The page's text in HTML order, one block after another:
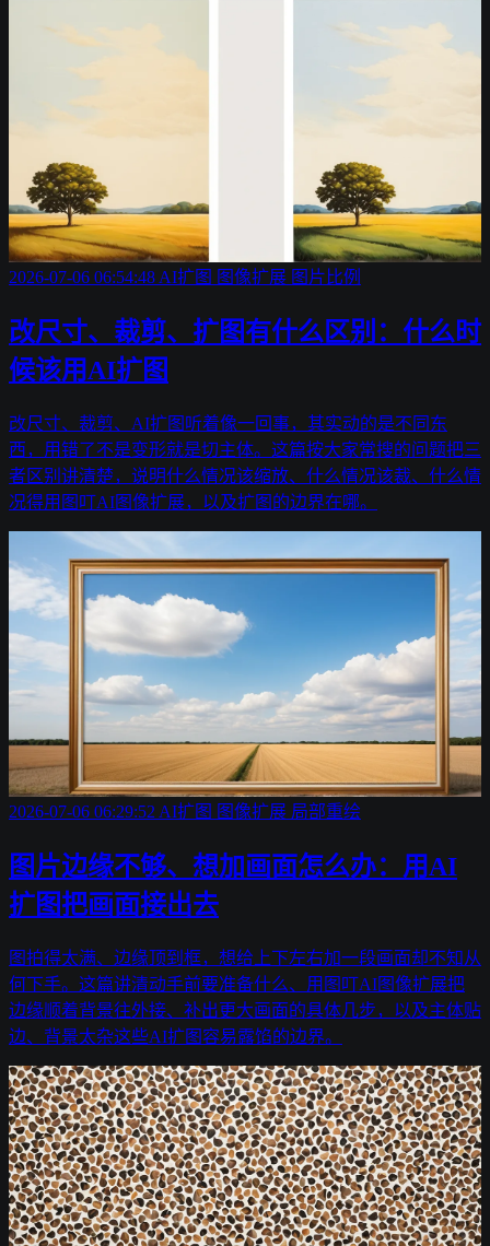
2026-07-06 06:54:48 AI扩图 图像扩展 图片比例
改尺寸、裁剪、扩图有什么区别：什么时
候该用AI扩图
改尺寸、裁剪、AI扩图听着像一回事，其实动的是不同东
西，用错了不是变形就是切主体。这篇按大家常搜的问题把三
者区别讲清楚，说明什么情况该缩放、什么情况该裁、什么情
况得用图叮AI图像扩展，以及扩图的边界在哪。
2026-07-06 06:29:52 AI扩图 图像扩展 局部重绘
图片边缘不够、想加画面怎么办：用AI
扩图把画面接出去
图拍得太满、边缘顶到框，想给上下左右加一段画面却不知从
何下手。这篇讲清动手前要准备什么、用图叮AI图像扩展把
边缘顺着背景往外接、补出更大画面的具体几步，以及主体贴
边、背景太杂这些AI扩图容易露馅的边界。